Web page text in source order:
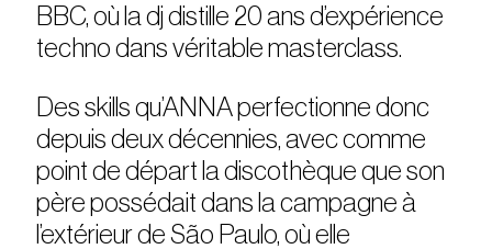
BBC, où la dj distille 20 ans d’expérience
techno dans véritable masterclass.
Des skills qu’ANNA perfectionne donc
depuis deux décennies, avec comme
point de départ la discothèque que son
père possédait dans la campagne à
l’extérieur de São Paulo, où elle